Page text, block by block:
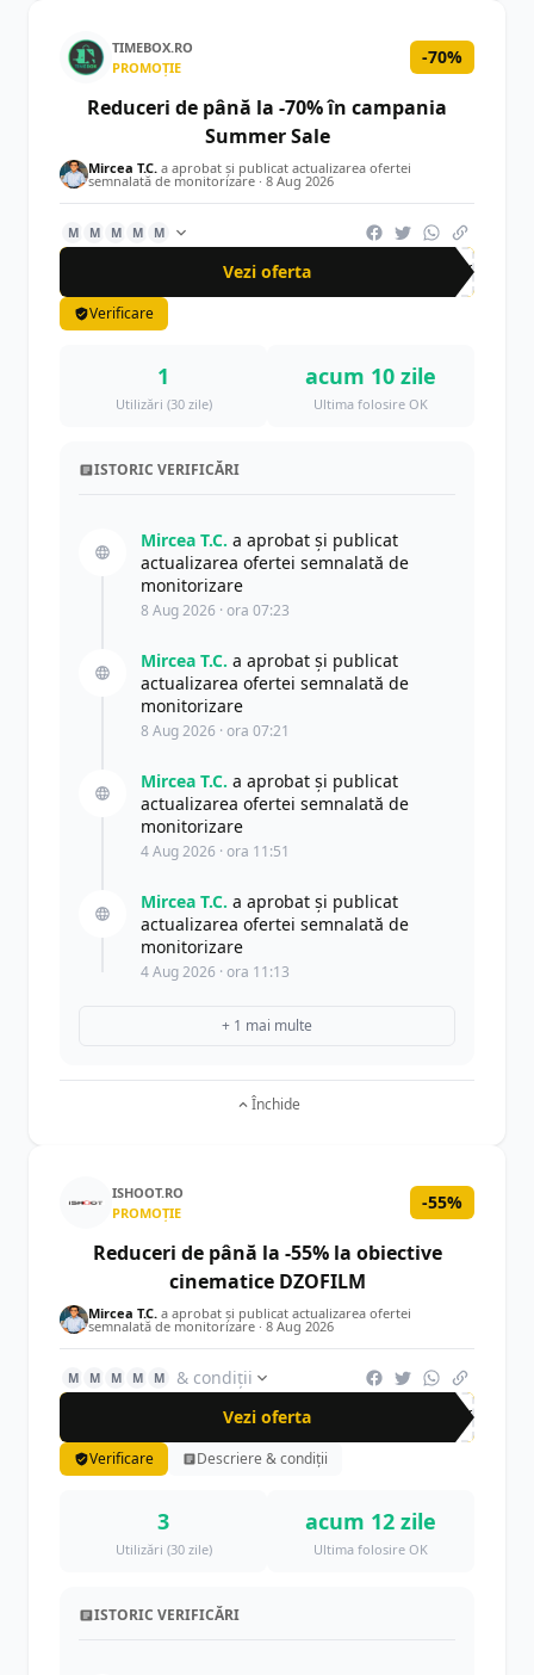
TIMEBOX.RO
PROMOȚIE
-70%
Reduceri de până la -70% în campania
Summer Sale
Mircea T.C. a aprobat și publicat actualizarea ofertei
semnalată de monitorizare · 8 Aug 2026
M M M M M
Vezi oferta -70%
Verificare
1
Utilizări (30 zile)
acum 10 zile
Ultima folosire OK
ISTORIC VERIFICĂRI
Mircea T.C. a aprobat și publicat
actualizarea ofertei semnalată de
monitorizare
8 Aug 2026 · ora 07:23
Mircea T.C. a aprobat și publicat
actualizarea ofertei semnalată de
monitorizare
8 Aug 2026 · ora 07:21
Mircea T.C. a aprobat și publicat
actualizarea ofertei semnalată de
monitorizare
4 Aug 2026 · ora 11:51
Mircea T.C. a aprobat și publicat
actualizarea ofertei semnalată de
monitorizare
4 Aug 2026 · ora 11:13
+ 1 mai multe
Închide
ISHOOT.RO
PROMOȚIE
-55%
Reduceri de până la -55% la obiective
cinematice DZOFILM
Mircea T.C. a aprobat și publicat actualizarea ofertei
semnalată de monitorizare · 8 Aug 2026
M M M M M
& condiții
Vezi oferta
-55%
Verificare Descriere & condiții
3
Utilizări (30 zile)
acum 12 zile
Ultima folosire OK
ISTORIC VERIFICĂRI